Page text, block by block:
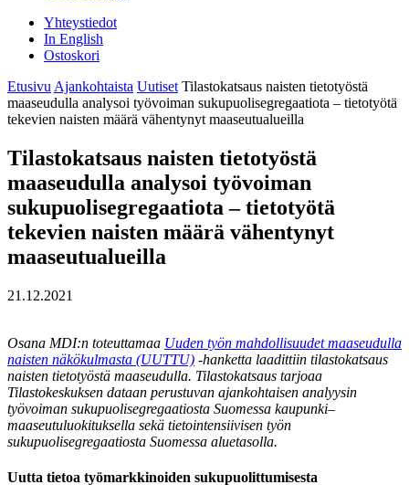
Yhteystiedot
In English
Ostoskori
Etusivu Ajankohtaista Uutiset Tilastokatsaus naisten tietotyöstä
maaseudulla analysoi työvoiman sukupuolisegregaatiota – tietotyötä
tekevien naisten määrä vähentynyt maaseutualueilla
Tilastokatsaus naisten tietotyöstä
maaseudulla analysoi työvoiman
sukupuolisegregaatiota – tietotyötä
tekevien naisten määrä vähentynyt
maaseutualueilla
21.12.2021
Osana MDI:n toteuttamaa Uuden työn mahdollisuudet maaseudulla
naisten näkökulmasta (UUTTU) -hanketta laadittiin tilastokatsaus
naisten tietotyöstä maaseudulla. Tilastokatsaus tarjoaa
Tilastokeskuksen dataan perustuvan ajankohtaisen analyysin
työvoiman sukupuolisegregaatiosta Suomessa kaupunki–
maaseutuluokituksella sekä tietointensiivisen työn
sukupuolisegregaatiosta Suomessa aluetasolla.
Uutta tietoa työmarkkinoiden sukupuolittumisesta